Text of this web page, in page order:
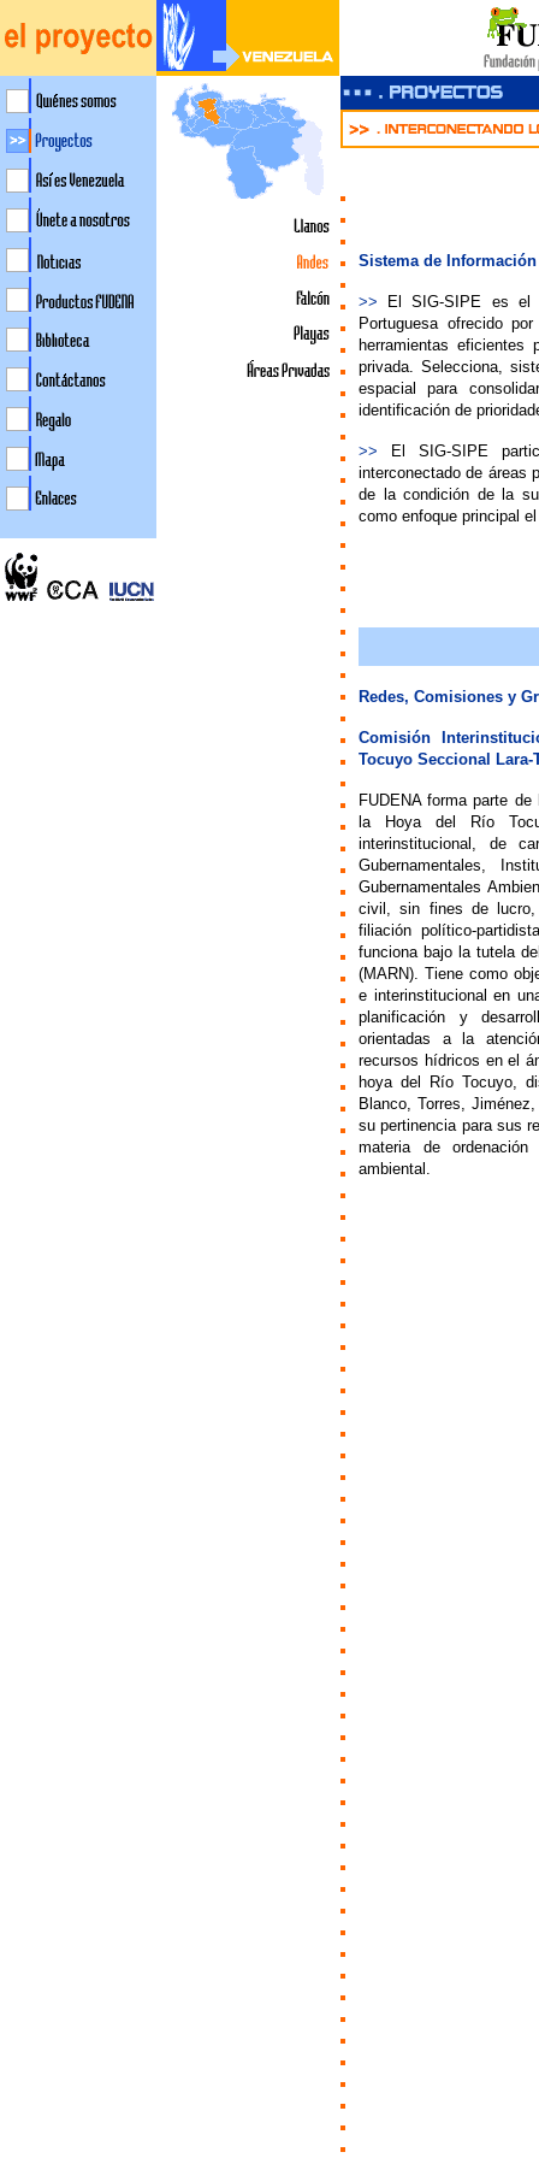
Sistema de
>> El SIG-SIPE es el
Portuguesa ofrecido
herramientas
privada. Selecciona,
espacial para
identificación de
>> El SIG-SIPE
interconectado de áreas
de la condición de la
como enfoque principal
Redes, Comisiones y
Comisión
Tocuyo Seccional Lara-
FUDENA forma parte
la Hoya del Río
interinstitucional, de
Gubernamentales,
Gubernamentales
civil, sin fines de lucro,
filiación político-
funciona bajo la tutela
(MARN). Tiene como
e interinstitucional en
planificación y
orientadas a la
recursos hídricos en el
hoya del Río Tocuyo,
Blanco, Torres,
su pertinencia para sus
materia de
ambiental.